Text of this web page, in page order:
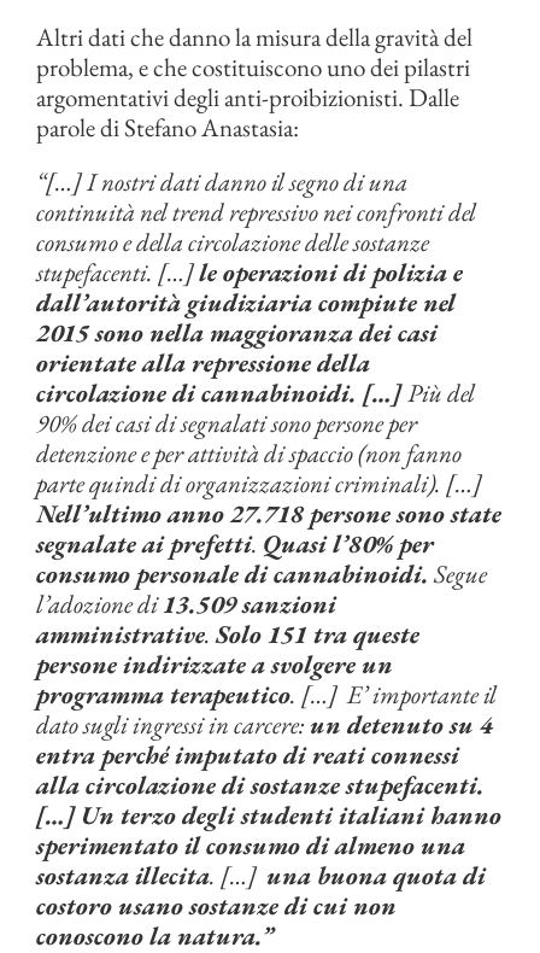
Altri dati che danno la misura della gravità del
problema, e che costituiscono uno dei pilastri
argomentativi degli anti-proibizionisti. Dalle
parole di Stefano Anastasia:
“[…] I nostri dati danno il segno di una
continuità nel trend repressivo nei confronti del
consumo e della circolazione delle sostanze
stupefacenti. […]le operazioni di polizia e
dall’autorità giudiziaria compiute nel
2015 sono nella maggioranza dei casi
orientate alla repressione della
circolazione di cannabinoidi. […]Più del
90% dei casi di segnalati sono persone per
detenzione e per attività di spaccio (non fanno
parte quindi di organizzazioni criminali). […]
Nell’ultimo anno 27.718 persone sono state
segnalate ai prefetti. Quasi l’80% per
consumo personale di cannabinoidi.Segue
l’adozione di13.509 sanzioni
amministrative.Solo 151 tra queste
persone indirizzate a svolgere un
programma terapeutico. […] E’ importante il
dato sugli ingressi in carcere: un detenuto su 4
entra perché imputato di reati connessi
alla circolazione di sostanze stupefacenti.
[…] Un terzo degli studenti italiani hanno
sperimentato il consumo di almeno una
sostanza illecita. […] una buona quota di
costoro usano sostanze di cui non
conoscono la natura.”